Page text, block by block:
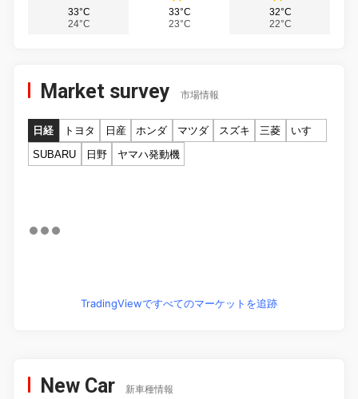
33°C
24°C
33°C
23°C
32°C
22°C
Market survey 市場情報
日経 トヨタ 日産 ホンダ マツダ スズキ 三菱
いすゞ
SUBARU
日野 ヤマハ発動機
TradingViewですべてのマーケットを追跡
New Car 新車種情報